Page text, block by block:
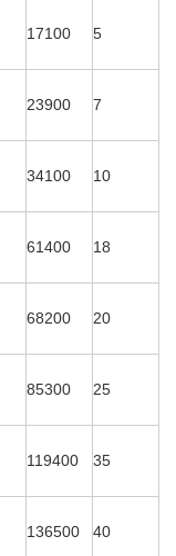
17100 5
23900 7
34100 10
61400 18
68200 20
85300 25
119400 35
136500 40